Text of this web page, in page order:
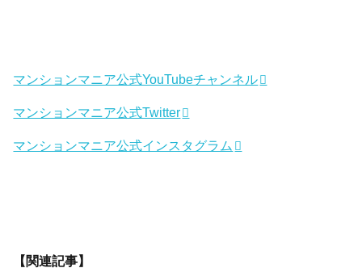
マンションマニア公式YouTubeチャンネル
マンションマニア公式Twitter
マンションマニア公式インスタグラム
【関連記事】